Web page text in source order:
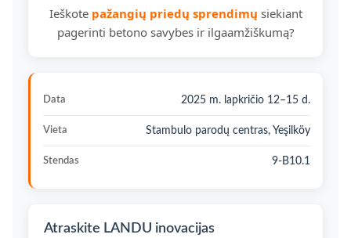
Ieškote pažangių priedų sprendimų siekiant
pagerinti betono savybes ir ilgaamžiškumą?
Data 2025 m. lapkričio 12–15 d.
Vieta Stambulo parodų centras, Yeşilköy
Stendas 9-B10.1
Atraskite LANDU inovacijas